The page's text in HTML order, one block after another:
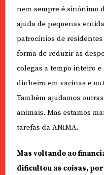
nem sempre é sinónimo
ajuda de pequenas
patrocínios de
forma de reduzir as
colegas a tempo inteiro
dinheiro em vacinas e
Também ajudamos
animais. Mas estamos
tarefas da ANIMA.
Mas voltando ao
dificultou as coisas,